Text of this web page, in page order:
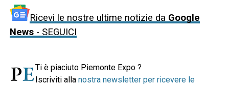
Ricevi le nostre ultime notizie da Google
News- SEGUICI
Ti è piaciuto Piemonte Expo ?
Iscriviti alla nostra newsletter per ricevere le